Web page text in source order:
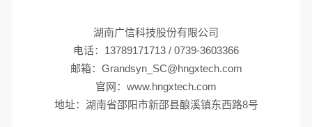
湖南广信科技股份有限公司
电话：13789171713 / 0739-3603366
邮箱： Grandsyn_SC@hngxtech.com
官网： www.hngxtech.com
地址：湖南省邵阳市新邵县酿溪镇东西路8号